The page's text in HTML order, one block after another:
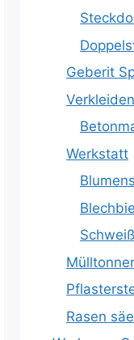
Geberit
Verkleiden
Werkstatt
Rasen